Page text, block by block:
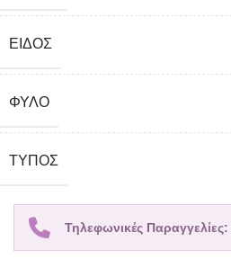
ΕΊΔΟΣ
ΦΎΛΟ
TΎΠΟΣ
Τηλεφωνικές Παραγγελίες: